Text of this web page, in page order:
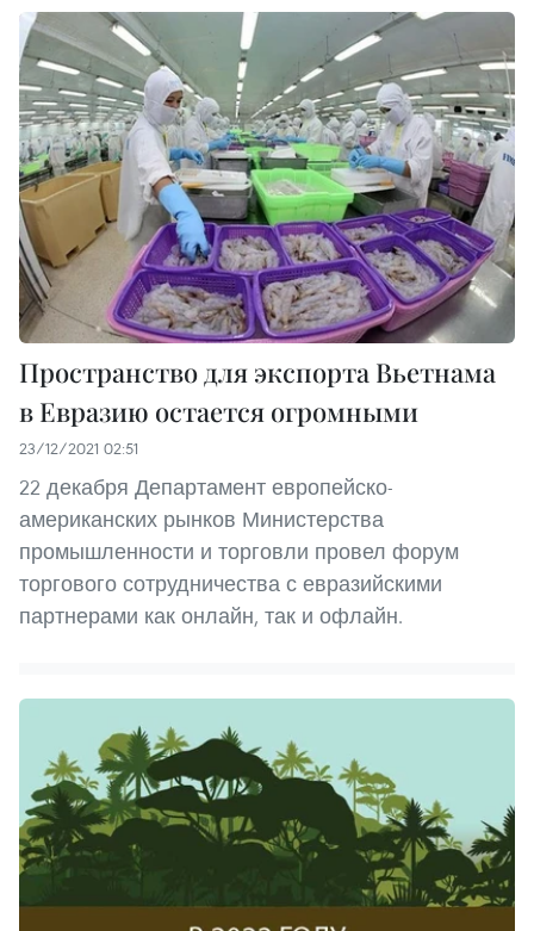
Пространство для экспорта Вьетнама
в Евразию остается огромными
23/12/2021 02:51
22 декабря Департамент европейско-
американских рынков Министерства
промышленности и торговли провел форум
торгового сотрудничества с евразийскими
партнерами как онлайн, так и офлайн.